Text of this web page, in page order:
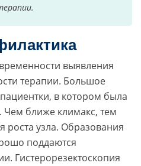
выявления
терапии. Большое
в котором была
ближе климакс, тем
узла. Образования
поддаются
Гистерорезектоскопия